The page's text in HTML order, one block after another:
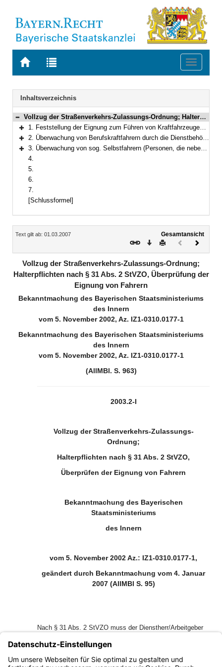
Zur
BAYERN.RECHT
Zur
letzten
Suche
Toggle
Navigation
Inhaltsverzeichnis
Bereich reduzieren
Vollzug der Straßenverkehrs-Zulassungs-Ordnung; Halterpflichten nach § 31 Abs. 2 StVZO, Überprüfung der Eignung von Fahrern
Bereich erweitern
1. Feststellung der Eignung zum Führen von Kraftfahrzeugen vor der Einstellung von Berufskraftfahrern
Bereich erweitern
2. Überwachung von Berufskraftfahrern durch die Dienstbehörden
Bereich erweitern
3. Überwachung von sog. Selbstfahrern (Personen, die neben anderen Aufgaben auch mit dem Führen von Dienstkraftfahrzeugen betraut sind)
4.
5.
6.
7.
[Schlussformel]
Inhalt
Text gilt ab: 01.03.2007
Gesamtansicht
Download
DruckenVorheriges
Vollzug der Straßenverkehrs-Zulassungs-Ordnung;
Halterpflichten nach § 31 Abs. 2 StVZO, Überprüfung der
Eignung von Fahrern
Bekanntmachung des Bayerischen Staatsministeriums
des Innern
vom 5. November 2002, Az. IZ1-0310.0177-1
Bekanntmachung des Bayerischen Staatsministeriums
des Innern
vom 5. November 2002, Az. IZ1-0310.0177-1
(AllMBl. S. 963)
2003.2-I
Vollzug der Straßenverkehrs-Zulassungs-
Ordnung;
Halterpflichten nach § 31 Abs. 2 StVZO,
Überprüfen der Eignung von Fahrern
Bekanntmachung des Bayerischen
Staatsministeriums
des Innern
vom 5. November 2002 Az.: IZ1-0310.0177-1,
geändert durch Bekanntmachung vom 4. Januar
2007 (AllMBl S. 95)
Nach § 31 Abs. 2 StVZO muss der Dienstherr/Arbeitgeber
zum selbstständigen Führen eines Kraftfahrzeugs
überprüfen. Dabei ist wie folgt zu verfahren: